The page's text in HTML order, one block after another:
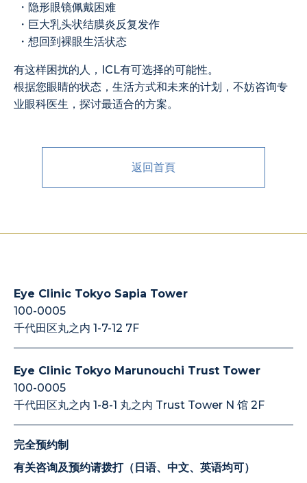
・隐形眼镜佩戴困难
・巨大乳头状结膜炎反复发作
・想回到裸眼生活状态
有这样困扰的人，ICL有可选择的可能性。
根据您眼睛的状态，生活方式和未来的计划，不妨咨询专
业眼科医生，探讨最适合的方案。
返回首頁
Eye Clinic Tokyo Sapia Tower
100-0005
千代田区丸之内 1-7-12 7F
Eye Clinic Tokyo Marunouchi Trust Tower
100-0005
千代田区丸之内 1-8-1 丸之内 Trust Tower N 馆 2F
完全预约制
有关咨询及预约请拨打（日语、中文、英语均可）